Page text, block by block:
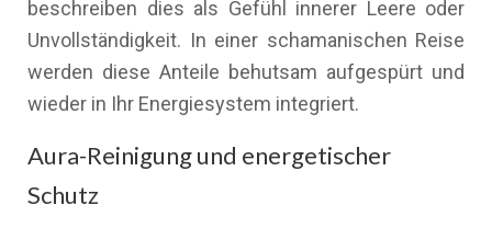
beschreiben dies als Gefühl innerer Leere oder
Unvollständigkeit. In einer schamanischen Reise
werden diese Anteile behutsam aufgespürt und
wieder in Ihr Energiesystem integriert.
Aura-Reinigung und energetischer
Schutz